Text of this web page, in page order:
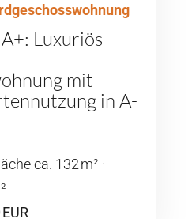
Luxuriös
mit
in A-
ca. 132 m²